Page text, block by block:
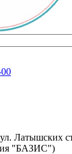
Латышских
"БАЗИС")